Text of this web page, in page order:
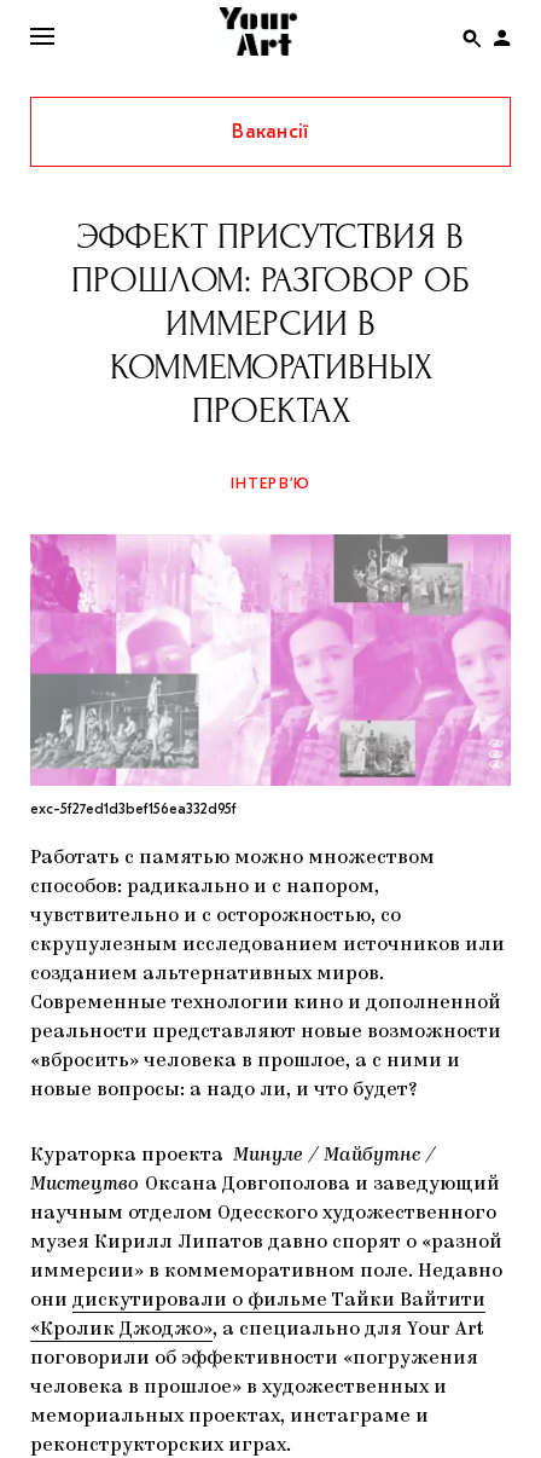
ENG
НОВИНИ
АФІША
ІНТЕРВ’Ю
СТАТТІ
КОЛОНКИ
2022
МАРІУПОЛЬСЬКІ МАРГІНАЛІЇ
ДОСЛІДНИЦЬКА ПЛАТФОРМА
ЗАПАЛЕННЯ
CARPATHIAN CULT ПРО РІЗДВЯНІ СВЯТА
Вакансії
ЭФФЕКТ ПРИСУТСТВИЯ В
ПРОШЛОМ: РАЗГОВОР ОБ
ИММЕРСИИ В
КОММЕМОРАТИВНЫХ
ПРОЕКТАХ
ІНТЕРВ’Ю
exc-5f27ed1d3bef156ea332d95f
Работать с памятью можно множеством
способов: радикально и с напором,
чувствительно и с осторожностью, со
скрупулезным исследованием источников или
созданием альтернативных миров.
Современные технологии кино и дополненной
реальности представляют новые возможности
«вбросить» человека в прошлое, а с ними и
новые вопросы: а надо ли, и что будет?
Кураторка проекта Минуле / Майбутнє /
Мистецтво Оксана Довгополова и заведующий
научным отделом Одесского художественного
музея Кирилл Липатов давно спорят о «разной
иммерсии» в коммеморативном поле. Недавно
они дискутировали о фильме Тайки Вайтити
«Кролик Джоджо», а специально для Your Art
поговорили об эффективности «погружения
человека в прошлое» в художественных и
мемориальных проектах, инстаграме и
реконструкторских играх.